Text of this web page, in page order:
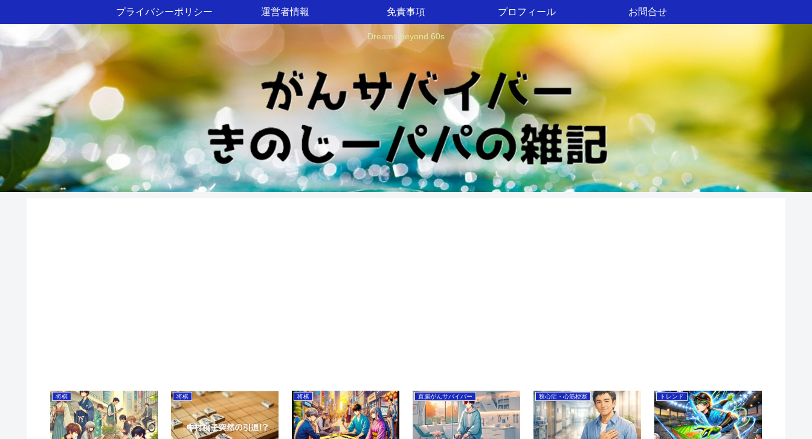
Dreams beyond 60s
プライバシーポリシー 運営者情報 免責事項 プロフィール お問合せ
将棋 将棋 将棋 直腸がんサバイバー 狭心症・心筋梗塞 トレンド